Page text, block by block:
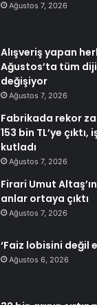
Ağustos 7, 2026
Alışveriş yapan
Ağustos’ta tüm
değişiyor
Ağustos 7, 2026
Fabrikada rekor
153 bin TL’ye
kutladı
Ağustos 7, 2026
Firari Umut
anlar ortaya çıktı
Ağustos 7, 2026
‘Faiz lobisini değil
Ağustos 6, 2026